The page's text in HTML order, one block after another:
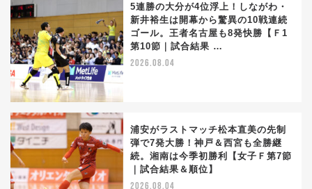
5連勝の大分が4位浮上！しながわ・
新井裕生は開幕から驚異の10戦連続
ゴール。王者名古屋も8発快勝【Ｆ1
第10節｜試合結果 …
2026.08.04
浦安がラストマッチ松本直美の先制
弾で7発大勝！神戸＆西宮も全勝継
続。湘南は今季初勝利【女子Ｆ第7節
｜試合結果＆順位】
2026.08.04